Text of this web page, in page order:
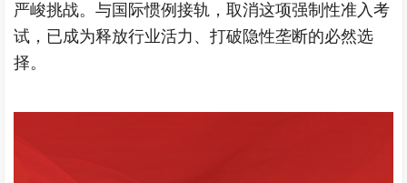
严峻挑战。与国际惯例接轨，取消这项强制性准入考
试，已成为释放行业活力、打破隐性垄断的必然选
择。